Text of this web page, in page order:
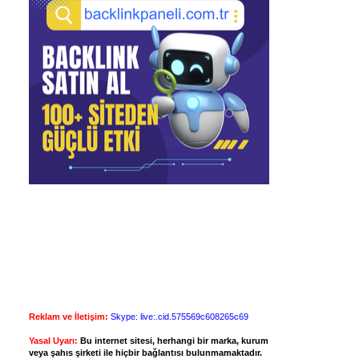
Reklam ve İletişim: Skype: live:.cid.575569c608265c69
Yasal Uyarı: Bu internet sitesi, herhangi bir marka, kurum
veya şahıs şirketi ile hiçbir bağlantısı bulunmamaktadır.